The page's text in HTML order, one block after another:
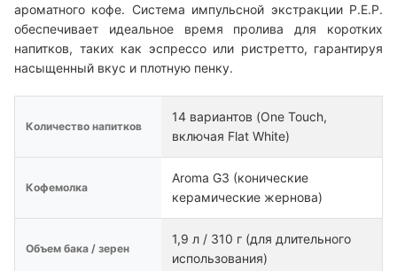
ароматного кофе. Система импульсной экстракции P.E.P.
обеспечивает идеальное время пролива для коротких
напитков, таких как эспрессо или ристретто, гарантируя
насыщенный вкус и плотную пенку.
Количество напитков
14 вариантов (One Touch,
включая Flat White)
Кофемолка
Aroma G3 (конические
керамические жернова)
Объем бака / зерен
1,9 л / 310 г (для длительного
использования)